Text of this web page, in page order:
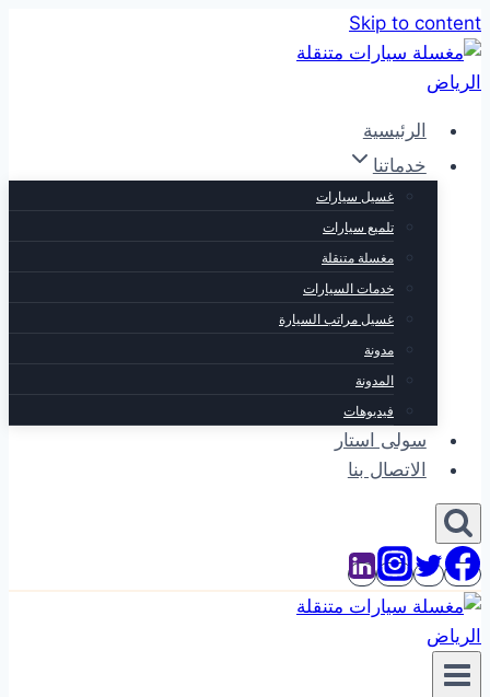
Skip to content
الرئيسية
خدماتنا
غسيل سيارات
تلميع سيارات
مغسلة متنقلة
خدمات السيارات
غسيل مراتب السيارة
مدونة
المدونة
فيديوهات
سولى استار
الاتصال بنا